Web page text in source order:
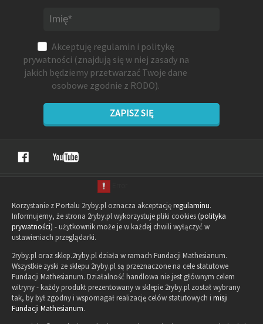
Akceptuję regulamin i politykę
prywatności (znajdują się w niej zasady na
jakich będziemy przetwarzać Twoje dane
osobowe zgodnie z RODO).
ZAPISZ SIĘ
Korzystanie z Portalu 2ryby.pl oznacza akceptacjęregulaminu.
Informujemy, że strona 2ryby.pl wykorzystuje pliki cookies (polityka
prywatności) - użytkownik może je w każdej chwili wyłączyć w
ustawieniach przeglądarki.
2ryby.pl oraz sklep.2ryby.pl działa w ramach Fundacji Mathesianum.
Wszystkie zyski ze sklepu 2ryby.pl są przeznaczone na cele statutowe
Fundacji Mathesianum. Działalność handlowa nie jest głównym celem
witryny - każdy produkt prezentowany w sklepie 2ryby.pl został wybrany
tak, by był zgodny i wspomagał realizację celów statutowych i misji
Fundacji Mathesianum.